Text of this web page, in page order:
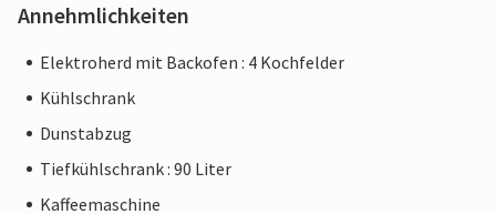
Annehmlichkeiten
Elektroherd mit Backofen : 4 Kochfelder
Kühlschrank
Dunstabzug
Tiefkühlschrank : 90 Liter
Kaffeemaschine